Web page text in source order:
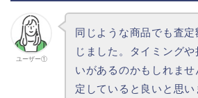
ユーザー①
同じような商品でも査
じました。タイミング
いがあるのかもしれま
定していると良いと思い